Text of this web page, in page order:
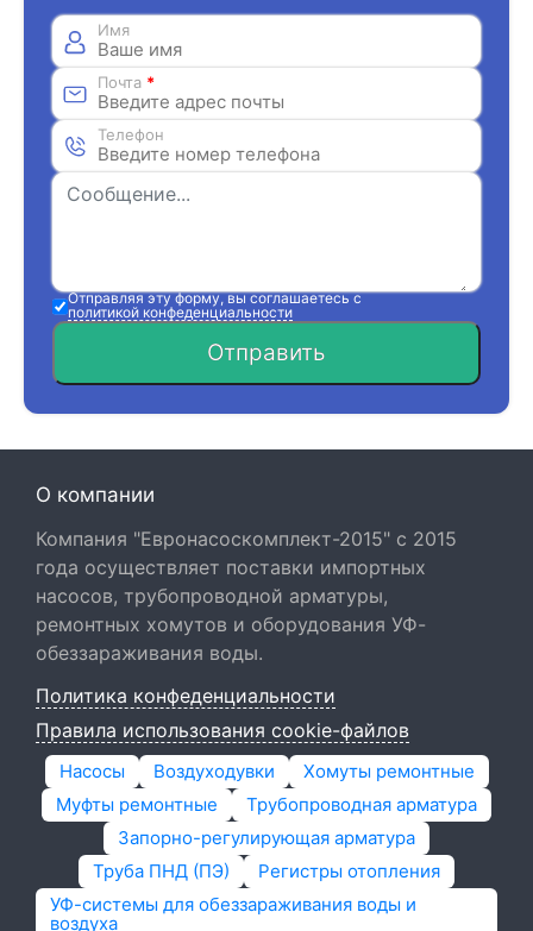
Имя
Почта *
Телефон
Отправляя эту форму, вы соглашаетесь с
политикой конфеденциальности
Отправить
О компании
Компания "Евронасоскомплект-2015" с 2015
года осуществляет поставки импортных
насосов, трубопроводной арматуры,
ремонтных хомутов и оборудования УФ-
обеззараживания воды.
Политика конфеденциальности
Правила использования cookie-файлов
Насосы Воздуходувки
Хомуты ремонтные
Муфты ремонтные
Трубопроводная арматура
Запорно-регулирующая арматура
Труба ПНД (ПЭ)
Регистры отопления
УФ-системы для обеззараживания воды и
воздуха